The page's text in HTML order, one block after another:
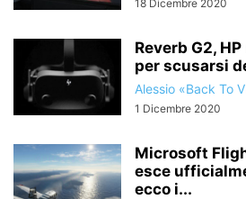
18 Dicembre 2020
Reverb G2,
per scusarsi
Alessio «Back To
1 Dicembre 2020
Microsoft
esce
ecco i...